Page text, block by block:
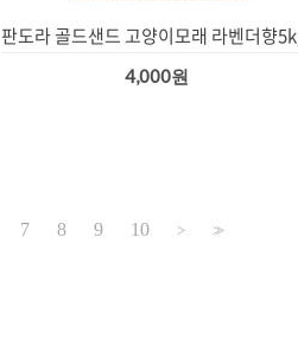
판도라 골드샌드 고양이모래 라벤더향
4,000원
7 8 9 10 > >>